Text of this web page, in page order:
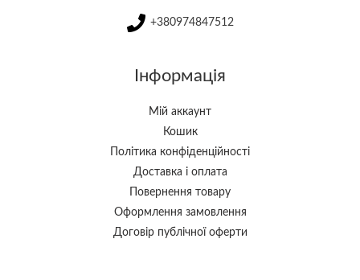
+380974847512
Інформація
Мій аккаунт
Кошик
Політика конфіденційності
Доставка і оплата
Повернення товару
Оформлення замовлення
Договір публічної оферти